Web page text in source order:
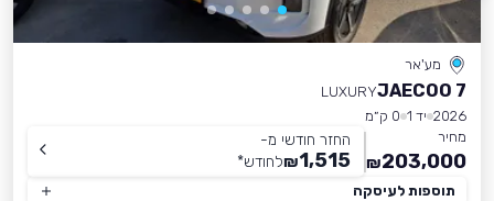
מע'אר
JAECOO 7
LUXURY
2026 יד 1
0 ק״מ
מחיר
203,000
₪
החזר חודשי מ-
1,515
₪לחודש*
תוספות לעיסקה